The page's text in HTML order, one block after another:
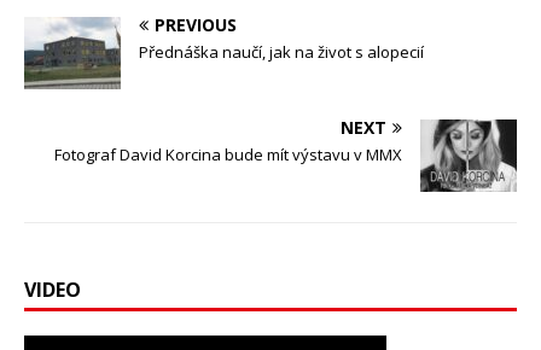
PREVIOUS
Přednáška naučí, jak na život s alopecií
NEXT
Fotograf David Korcina bude mít výstavu v MMX
VIDEO